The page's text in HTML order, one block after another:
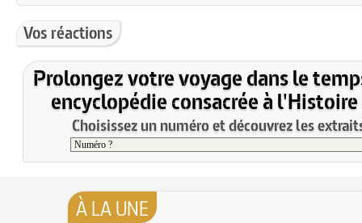
Vos réactions
Prolongez votre voyage dans le
encyclopédie consacrée à l'Histoire
Choisissez un numéro et découvrez les
À LA UNE